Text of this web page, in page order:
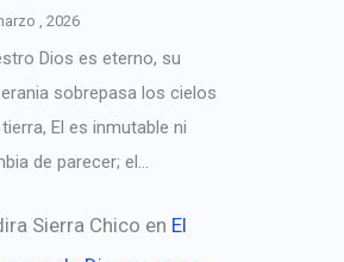
, 2026
Dios es eterno, su
sobrepasa los cielos
El es inmutable ni
de parecer; el…
Sierra Chico en El